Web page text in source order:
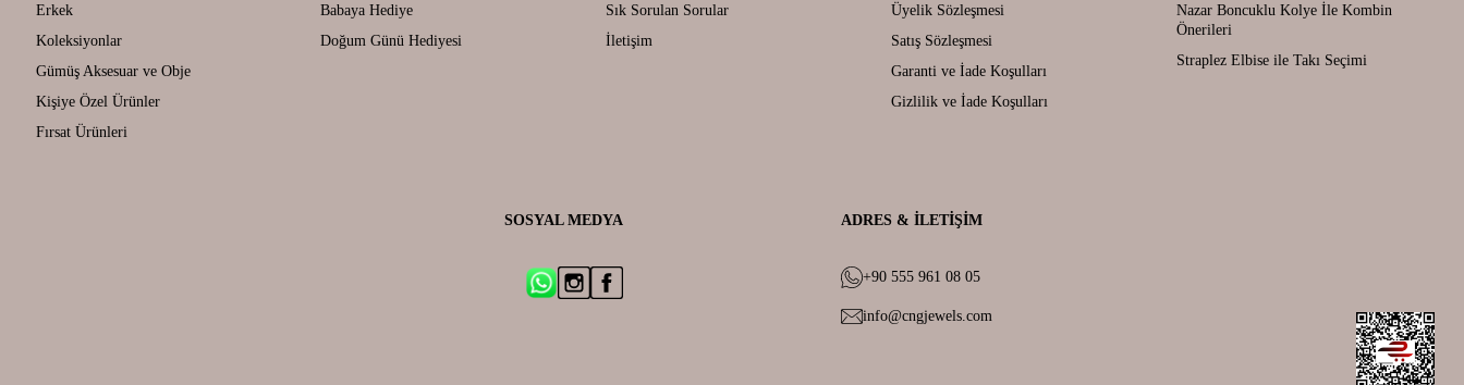
Erkek
Koleksiyonlar
Gümüş Aksesuar ve Obje
Kişiye Özel Ürünler
Fırsat Ürünleri
Babaya Hediye
Doğum Günü Hediyesi
Sık Sorulan Sorular
İletişim
Üyelik Sözleşmesi
Satış Sözleşmesi
Garanti ve İade Koşulları
Gizlilik ve İade Koşulları
Nazar Boncuklu Kolye İle Kombin
Önerileri
Straplez Elbise ile Takı Seçimi
SOSYAL MEDYA ADRES & İLETIŞIM
+90 555 961 08 05
info@cngjewels.com